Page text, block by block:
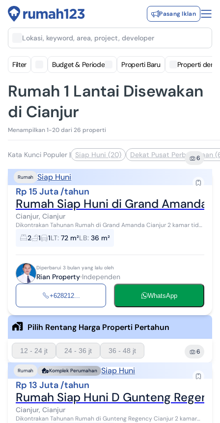
Pasang Iklan
Lokasi, keyword, area, project, developer
Filter Budget & Periode Properti Baru Properti
Rumah 1 Lantai Disewakan
di Cianjur
Menampilkan 1-20 dari 26 properti
Kata Kunci Populer | Siap Huni (20) Dekat Pusat Perbelanjaan
6
Rumah Siap Huni
Rp 15 Juta /tahun
Rumah Siap Huni di Grand Amanda
Cianjur, Cianjur
Dikontrakan Tahunan Rumah di Grand Amanda Cianjur 2 kamar tidur
2 1 1LT: 72 m²LB: 36 m²
Diperbarui 3 bulan yang lalu oleh
Rian Property Independen
+628212... WhatsApp
Pilih Rentang Harga Properti Pertahun
12 - 24 jt 24 - 36 jt 36 - 48 jt 6
Rumah Komplek Perumahan Siap Huni
Rp 13 Juta /tahun
Rumah Siap Huni D Gunteng
Cianjur, Cianjur
Dikontrakan Tahunan Rumah di Gunteng Regency Cianjur 2 kamar